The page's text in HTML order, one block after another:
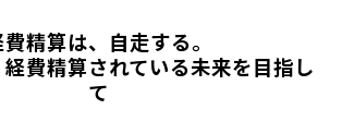
精算は、自走する。
費精算されている未来を目指し
て